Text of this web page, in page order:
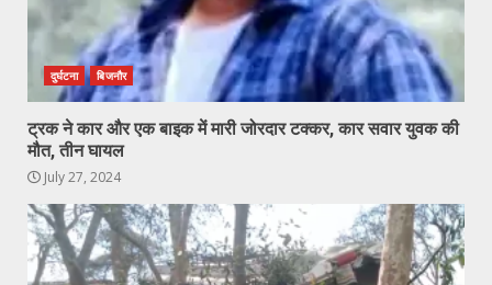
दुर्घटना बिजनौर
ट्रक ने कार और एक बाइक में मारी जोरदार टक्कर, कार सवार युवक की
मौत, तीन घायल
July 27, 2024